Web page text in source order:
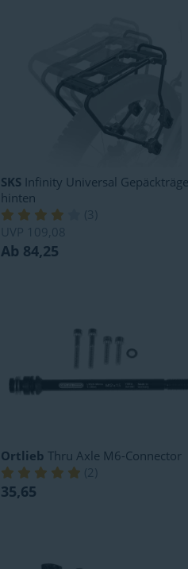
SKS Infinity Universal
hinten
( 3
UVP
109,08
Ab 84,25
Ortlieb Thru Axle M6-Connector
(2
35,65